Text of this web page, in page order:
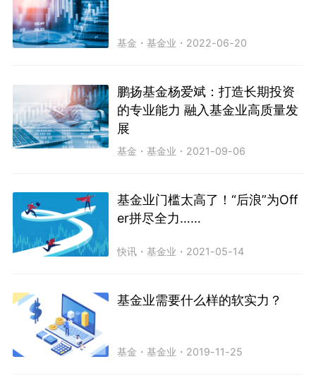
基金 ・基金业 ・ 2022-06-20
鹏扬基金杨爱斌：打造长期投资
的专业能力 融入基金业高质量发
展
基金 ・基金业 ・ 2021-09-06
基金业门槛太高了！“后浪”为Off
er拼尽全力……
快讯 ・基金业 ・ 2021-05-14
基金业需要什么样的软实力？
基金 ・基金业 ・ 2019-11-25